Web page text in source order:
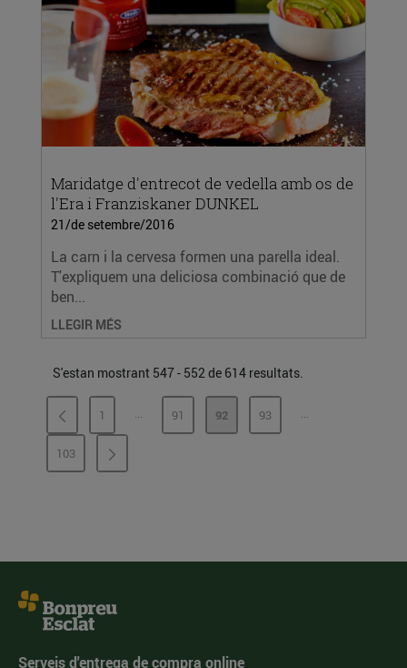
Maridatge d'entrecot de vedella amb os de
l'Era i Franziskaner DUNKEL
21/de setembre/2016
La carn i la cervesa formen una parella ideal.
T'expliquem una deliciosa combinació que de
ben...
LLEGIR MÉS
S'estan mostrant 547 - 552 de 614 resultats.
PÀGINA
1 ...PÀGINES INTERMÈDIES
PÀGINA
91 PÀGINA
92 PÀGINA
93 ...PÀGINES
PÀGINA
103
Serveis d'entrega de compra online